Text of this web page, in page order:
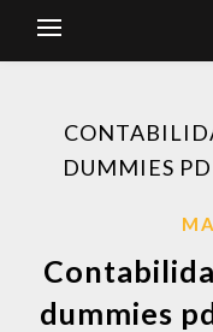
DUMMIES
dummies